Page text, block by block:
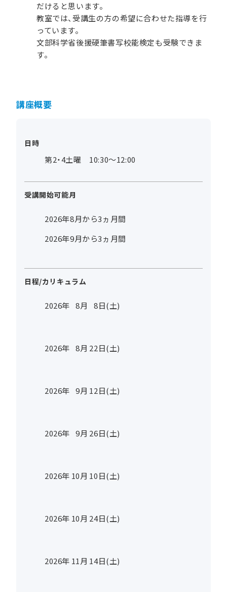
だけると思います。
教室では、受講生の方の希望に合わせた指導を行
っています。
文部科学省後援硬筆書写校能検定も受験できま
す。
講座概要
日時
第2・4土曜 10:30～12:00
受講開始可能月
2026年8月から3ヵ月間
2026年9月から3ヵ月間
日程/カリキュラム
2026年 8月 8日(土)
2026年 8月 22日(土)
2026年 9月 12日(土)
2026年 9月 26日(土)
2026年 10月 10日(土)
2026年 10月 24日(土)
2026年 11月 14日(土)